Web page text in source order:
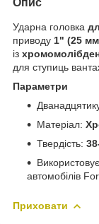
Ударна головка
приводу 1" (25
із
для ступиць
Параметри
Матеріал:
Твердість:
автомобілів
Приховати